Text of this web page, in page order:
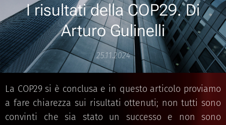
I risultati della COP29. Di
Arturo Gulinelli
25.11.2024
La COP29 si è conclusa e in questo articolo proviamo
a fare chiarezza sui risultati ottenuti; non tutti sono
convinti che sia stato un successo e non sono